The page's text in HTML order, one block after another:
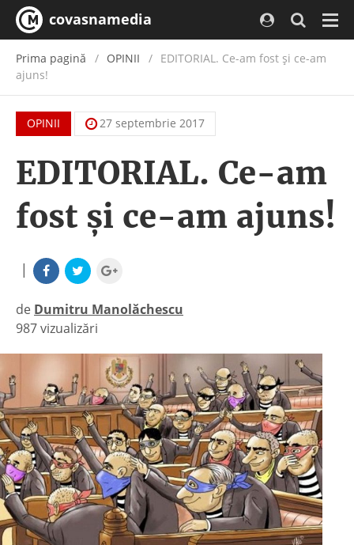
covasnamedia
Prima pagină OPINII
EDITORIAL. Ce-am fost şi ce-am
ajuns!
OPINII 27 septembrie 2017
EDITORIAL. Ce-am
fost şi ce-am ajuns!
|
de Dumitru Manolăchescu
|
987 vizualizări